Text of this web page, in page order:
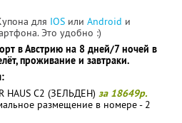
для IOS или Android и
Это удобно :)
в Австрию на 8 дней/7 ночей в
проживание и завтраки.
HAUS C2 (ЗЕЛЬДЕН) за 18649р.
размещение в номере - 2